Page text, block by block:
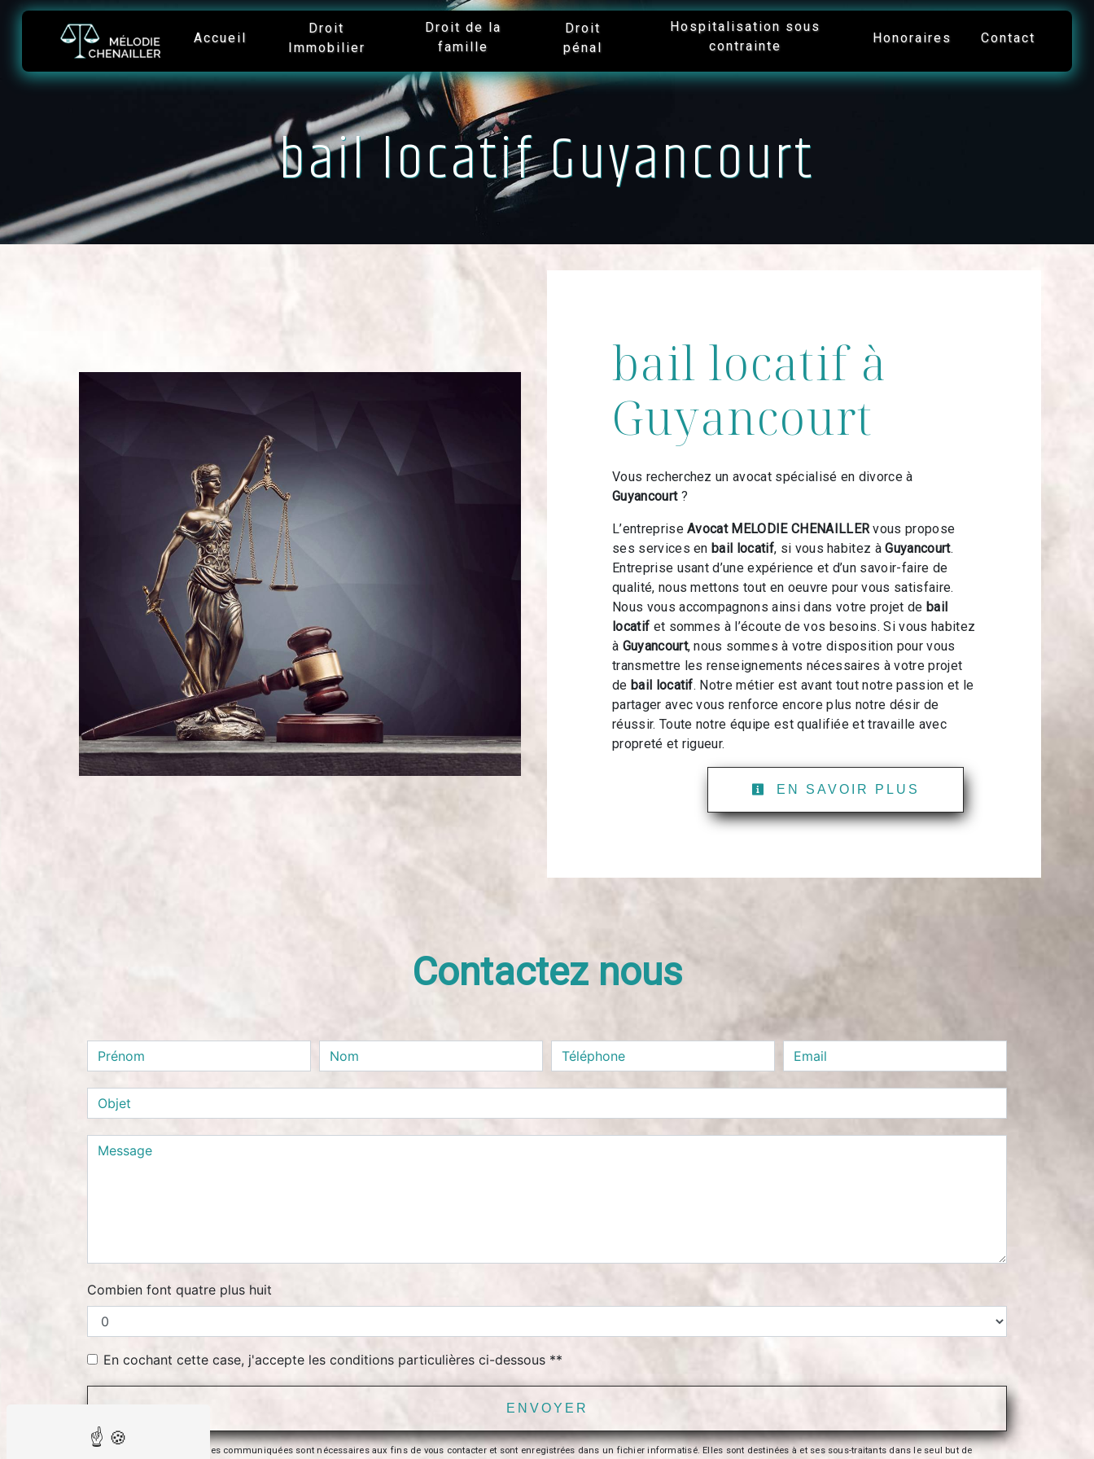
Accueil
Droit
Immobilier
Droit de la
famille
Droit
pénal
Hospitalisation sous
contrainte
Honoraires Contact
bail locatif Guyancourt
bail locatif à
Guyancourt
Vous recherchez un avocat spécialisé en divorce à
Guyancourt?
L’entrepriseAvocat MELODIE CHENAILLERvous propose
ses services enbail locatif, si vous habitez àGuyancourt.
Entreprise usant d’une expérience et d’un savoir-faire de
qualité, nous mettons tout en oeuvre pour vous satisfaire.
Nous vous accompagnons ainsi dans votre projet debail
locatif et sommes à l’écoute de vos besoins. Si vous habitez
à Guyancourt, nous sommes à votre disposition pour vous
transmettre les renseignements nécessaires à votre projet
de bail locatif. Notre métier est avant tout notre passion et le
partager avec vous renforce encore plus notre désir de
réussir. Toute notre équipe est qualifiée et travaille avec
propreté et rigueur.
EN SAVOIR PLUS
Contactez nous
Combien font quatre plus huit
En cochant cette case, j'accepte les conditions particulières ci-dessous **
ENVOYER
** Les données personnelles communiquées sont nécessaires aux fins de vous contacter et sont enregistrées dans un fichier informatisé. Elles sont destinées à et ses sous-traitants dans le seul but de
Panneau de gestion des cookies